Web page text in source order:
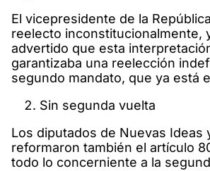
El vicepresidente de la
reelecto inconstitucionalmente,
advertido que esta
garantizaba una reelección
segundo mandato, que ya está
Sin segunda vuelta
Los diputados de Nuevas Ideas
reformaron también el artículo
todo lo concerniente a la